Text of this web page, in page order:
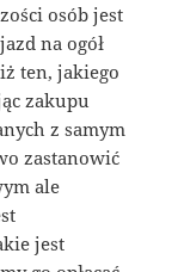
osób jest
na ogół
ten, jakiego
zakupu
z samym
zastanowić
ale
jest